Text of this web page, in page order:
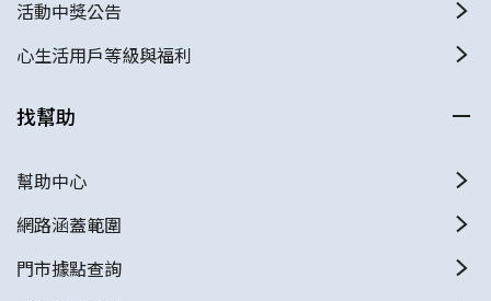
活動中獎公告
心生活用戶等級與福利
找幫助
幫助中心
網路涵蓋範圍
門市據點查詢